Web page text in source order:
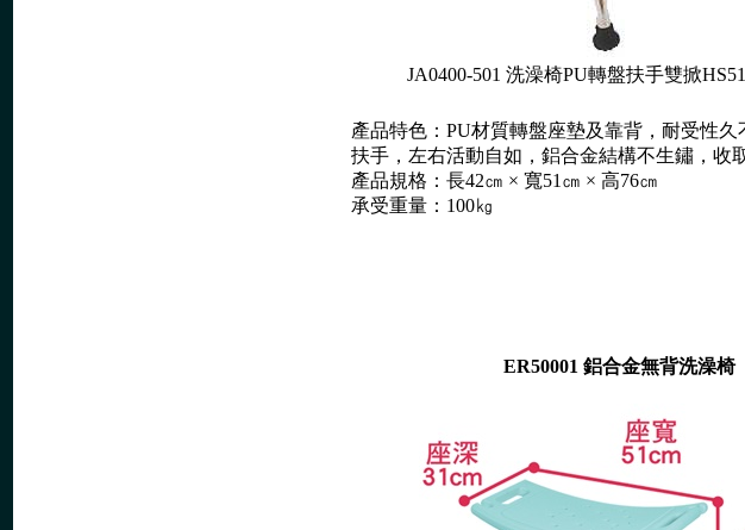
JA0400-501 洗澡椅PU轉盤扶手雙掀
產品特色：PU材質轉盤座墊及靠背，耐受性久
扶手，左右活動自如，鋁合金結構不生鏽，收
產品規格：長42㎝ × 寬51㎝ × 高76㎝
承受重量：100㎏
ER50001 鋁合金無背洗澡椅